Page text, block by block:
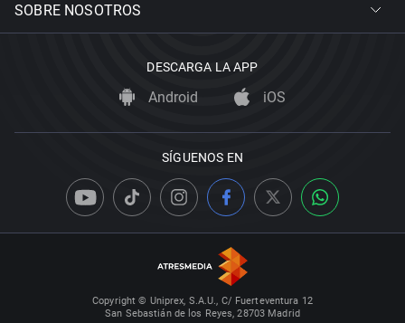
SOBRE NOSOTROS
DESCARGA LA APP
Android iOS
SÍGUENOS EN
Copyright © Uniprex, S.A.U., C/ Fuerteventura 12
San Sebastián de los Reyes, 28703 Madrid